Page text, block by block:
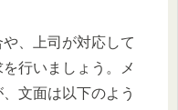
、上司が対応して
行いましょう。メ
文面は以下のよう